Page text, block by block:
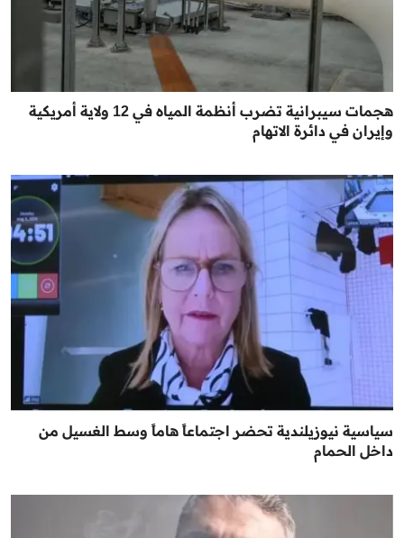
هجمات سيبرانية تضرب أنظمة المياه في 12 ولاية أمريكية
وإيران في دائرة الاتهام
سياسية نيوزيلندية تحضر اجتماعاً هاماً وسط الغسيل من
داخل الحمام